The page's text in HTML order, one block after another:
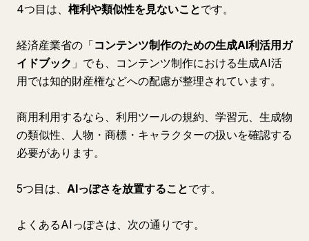
4つ目は、 権利や類似性を見ないことです。
経済産業省の「コンテンツ制作のための生成AI利活用ガ
イドブック 」でも、コンテンツ制作における生成AI活
用では知的財産権などへの配慮が整理されています。
商用利用するなら、利用ツールの規約、学習元、生成物
の類似性、人物・商標・キャラクターの扱いを確認する
必要があります。
5つ目は、 AIっぽさを放置することです。
よくあるAIっぽさは、次の通りです。